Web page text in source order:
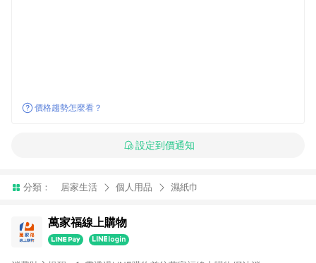
價格趨勢怎麼看？
設定到價通知
分類： 居家生活 個人用品 濕紙巾
萬家福線上購物